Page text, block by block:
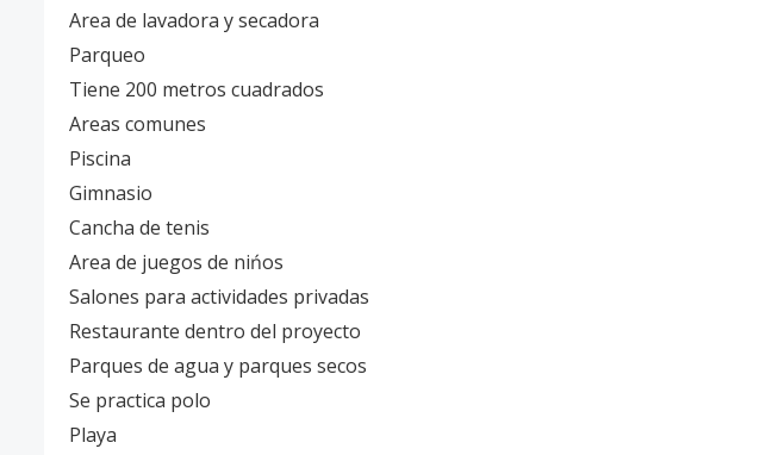
Area de lavadora y secadora
Parqueo
Tiene 200 metros cuadrados
Areas comunes
Piscina
Gimnasio
Cancha de tenis
Area de juegos de nińos
Salones para actividades privadas
Restaurante dentro del proyecto
Parques de agua y parques secos
Se practica polo
Playa